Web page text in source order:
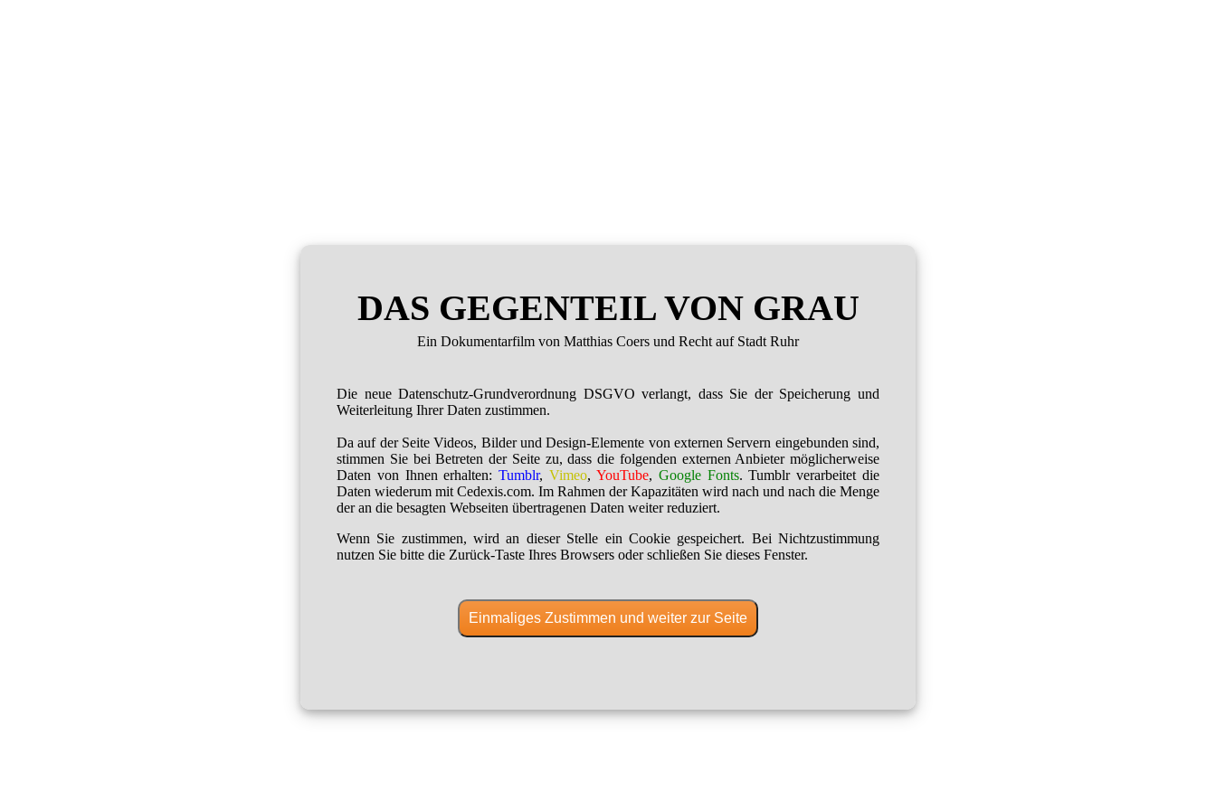
DAS GEGENTEIL VON GRAU
Ein Dokumentarfilm von Matthias Coers und Recht auf Stadt Ruhr
Die neue Datenschutz-Grundverordnung DSGVO verlangt, dass Sie der Speicherung und
Weiterleitung Ihrer Daten zustimmen.
Da auf der Seite Videos, Bilder und Design-Elemente von externen Servern eingebunden sind,
stimmen Sie bei Betreten der Seite zu, dass die folgenden externen Anbieter möglicherweise
Daten von Ihnen erhalten:Tumblr,Vimeo, YouTube, Google Fonts. Tumblr verarbeitet die
Daten wiederum mit Cedexis.com. Im Rahmen der Kapazitäten wird nach und nach die Menge
der an die besagten Webseiten übertragenen Daten weiter reduziert.
Wenn Sie zustimmen, wird an dieser Stelle ein Cookie gespeichert. Bei Nichtzustimmung
nutzen Sie bitte die Zurück-Taste Ihres Browsers oder schließen Sie dieses Fenster.
Einmaliges Zustimmen und weiter zur Seite